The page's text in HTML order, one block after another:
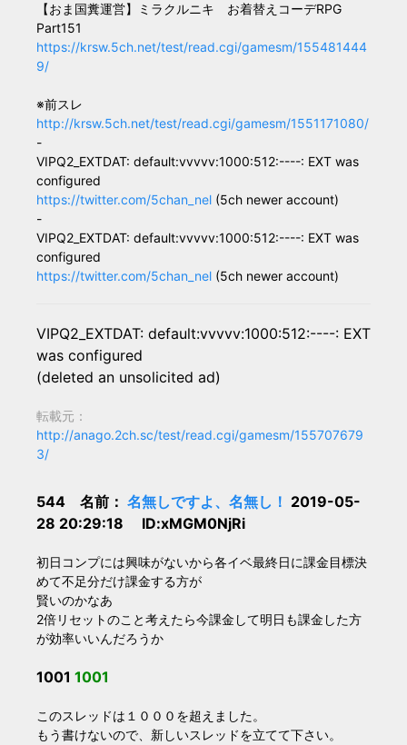
【おま国糞運営】ミラクルニキ お着替えコーデRPG
Part151
https://krsw.5ch.net/test/read.cgi/gamesm/155481444
9/
※前スレ
http://krsw.5ch.net/test/read.cgi/gamesm/1551171080/
-
VIPQ2_EXTDAT: default:vvvvv:1000:512:----: EXT was
configured
https://twitter.com/5chan_nel (5ch newer account)
-
VIPQ2_EXTDAT: default:vvvvv:1000:512:----: EXT was
configured
https://twitter.com/5chan_nel (5ch newer account)
VIPQ2_EXTDAT: default:vvvvv:1000:512:----: EXT
was configured
(deleted an unsolicited ad)
転載元：
http://anago.2ch.sc/test/read.cgi/gamesm/155707679
3/
544 名前： 名無しですよ、名無し！ 2019-05-
28 20:29:18 ID:xMGM0NjRi
初日コンプには興味がないから各イベ最終日に課金目標決
めて不足分だけ課金する方が
賢いのかなあ
2倍リセットのこと考えたら今課金して明日も課金した方
が効率いいんだろうか
1001 1001
このスレッドは１０００を超えました。
もう書けないので、新しいスレッドを立てて下さい。